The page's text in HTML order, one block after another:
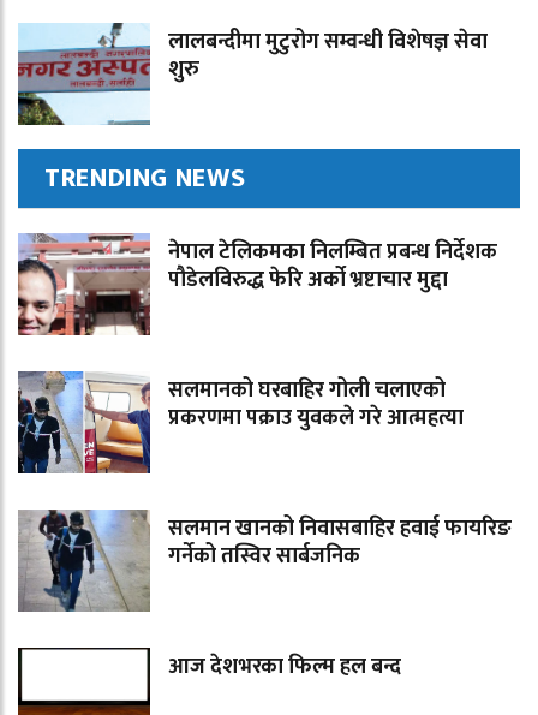
लालबन्दीमा मुटुरोग सम्वन्धी विशेषज्ञ सेवा
शुरु
TRENDING NEWS
नेपाल टेलिकमका निलम्बित प्रबन्ध निर्देशक
पौडेलविरुद्ध फेरि अर्को भ्रष्टाचार मुद्दा
सलमानको घरबाहिर गोली चलाएको
प्रकरणमा पक्राउ युवकले गरे आत्महत्या
सलमान खानको निवासबाहिर हवाई फायरिङ
गर्नेको तस्विर सार्बजनिक
आज देशभरका फिल्म हल बन्द